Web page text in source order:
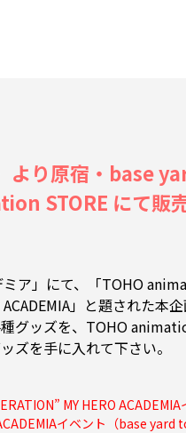
り原宿・base
STORE にて販
ア」にて、「TOHO
ACADEMIA」と題された
グッズを、TOHO
ズを手に入れて下さい。
MY HERO
イベント（base yard